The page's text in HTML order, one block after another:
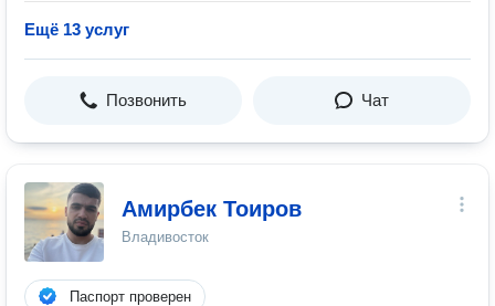
Ещё 13 услуг
Позвонить Чат
Амирбек Тоиров
Владивосток
Паспорт проверен